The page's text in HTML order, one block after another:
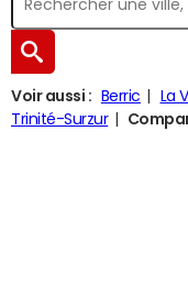
Voir aussi : Berric La
Trinité-Surzur